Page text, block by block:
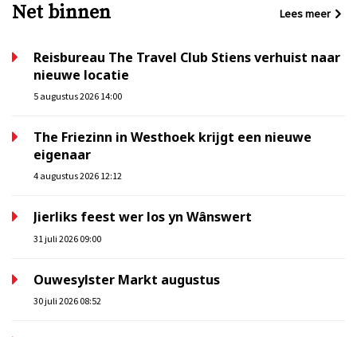
Net binnen Lees meer
Reisbureau The Travel Club Stiens verhuist naar
nieuwe locatie
5 augustus 2026 14:00
The Friezinn in Westhoek krijgt een nieuwe
eigenaar
4 augustus 2026 12:12
Jierliks feest wer los yn Wânswert
31 juli 2026 09:00
Ouwesylster Markt augustus
30 juli 2026 08:52